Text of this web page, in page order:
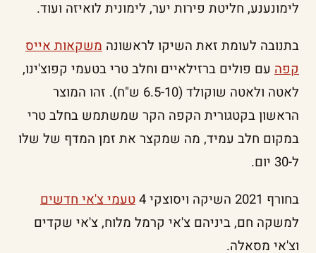
לימונענע, חליטת פירות יער, לימונית לואיזה ועוד.
בתנובה לעומת זאת השיקו לראשונה משקאות אייס
קפה עם פולים ברזילאיים וחלב טרי בטעמי קפוצ'ינו,
לאטה ולאטה שוקולד (6.5-10 ש"ח). זהו המוצר
הראשון בקטגורית הקפה הקר שמשתמש בחלב טרי
במקום חלב עמיד, מה שמקצר את זמן המדף של שלו
ל-30 יום.
בחורף 2021 השיקה ויסוצקי 4
טעמי צ'אי חדשים
למשקה חם, ביניהם צ'אי קרמל מלוח, צ'אי שקדים
וצ'אי מסאלה.